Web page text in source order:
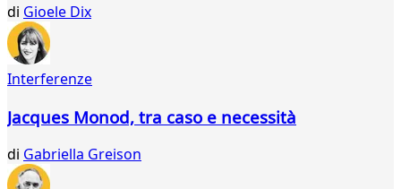
di Gioele Dix
Interferenze
Jacques Monod, tra caso e necessità
di Gabriella Greison